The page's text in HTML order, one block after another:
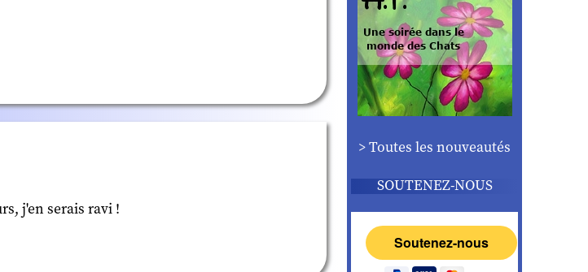
j'en serais ravi !
> Toutes les nouveautés
SOUTENEZ-NOUS